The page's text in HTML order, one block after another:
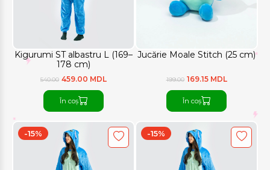
Kigurumi ST albastru L (169–
178 cm)
540.00 459.00 MDL
În coș
Jucărie Moale Stitch (25 cm)
199.00 169.15 MDL
În coș
-15% -15%